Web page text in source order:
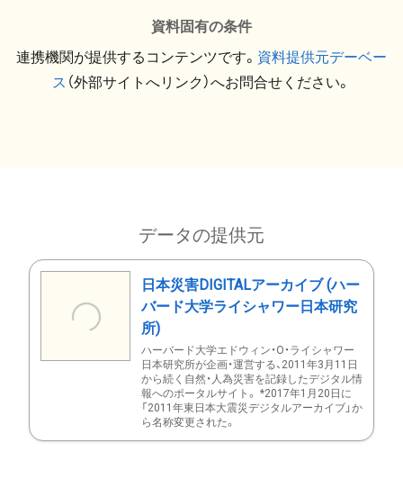
資料固有の条件
連携機関が提供するコンテンツです。 資料提供元デーベー
ス （外部サイトへリンク）へお問合せください。
データの提供元
日本災害DIGITALアーカイブ (ハー
バード大学ライシャワー日本研究
所)
ハーバード大学エドウィン・O・ライシャワー
日本研究所が企画・運営する、2011年3月11日
から続く自然・人為災害を記録したデジタル情
報へのポータルサイト。 *2017年1月20日に
「2011年東日本大震災デジタルアーカイブ」か
ら名称変更された。